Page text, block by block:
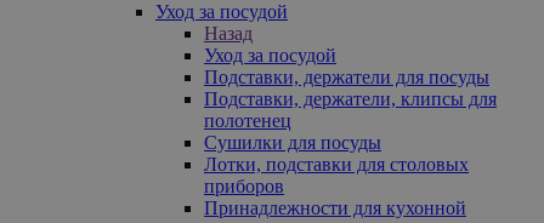
Уход за посудой
Назад
Уход за посудой
Подставки, держатели для посуды
Подставки, держатели, клипсы для
полотенец
Сушилки для посуды
Лотки, подставки для столовых
приборов
Принадлежности для кухонной